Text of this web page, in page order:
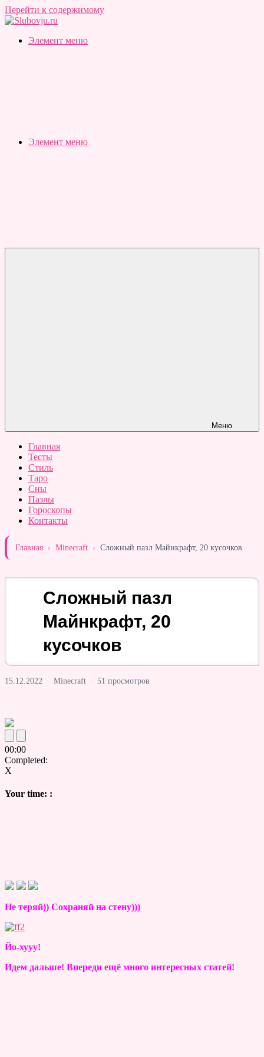
Перейти к содержимому
Slubovju.ru
Бесплатные
Элемент меню
Элемент меню
Меню
Главная
Тесты
Стиль
Таро
Сны
Пазлы
Гороскопы
Контакты
Главная › Minecraft › Сложный пазл Майнкрафт, 20 кусочков
Сложный пазл
Майнкрафт, 20
кусочков
15.12.2022 · Minecraft · 51 просмотров
00:00
Completed:
X
Your time: :
Не теряй)) Сохраняй на стену)))
Йо-хууу!
Идем дальше! Впереди ещё много интересных статей!